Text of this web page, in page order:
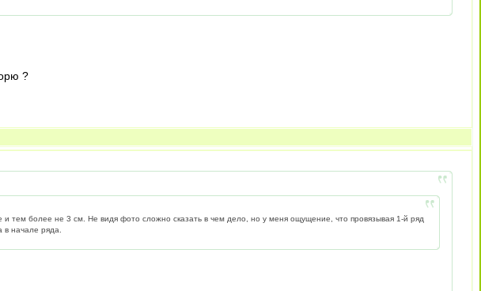
?
тем более не 3 см. Не видя фото сложно сказать в чем дело, но у меня ощущение, что провязывая 1-й ряд
начале ряда.